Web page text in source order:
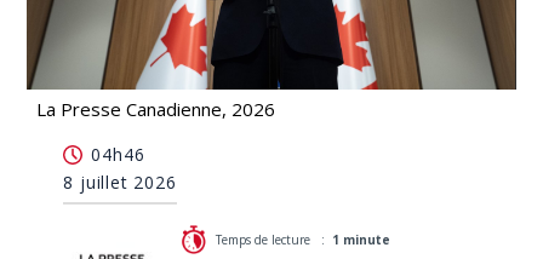
La Presse Canadienne, 2026
des dépenses de l'OTAN est en cours
04h46
8 juillet 2026
Temps de lecture : 1 minute